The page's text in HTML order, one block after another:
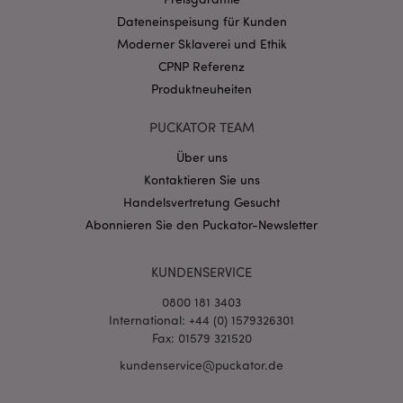
Dateneinspeisung für Kunden
Moderner Sklaverei und Ethik
CPNP Referenz
Produktneuheiten
PUCKATOR TEAM
Über uns
Kontaktieren Sie uns
Handelsvertretung Gesucht
Abonnieren Sie den Puckator-Newsletter
KUNDENSERVICE
0800 181 3403
International: +44 (0) 1579326301
Fax: 01579 321520
kundenservice@puckator.de
CookieScriptConsent
CookieScript
mage-cache-storage-section-